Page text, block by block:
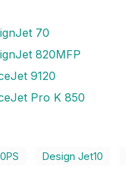
70
820MFP
9120
Pro K 850
Design Jet10